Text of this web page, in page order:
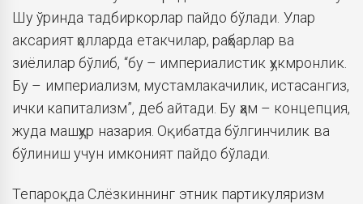
Шу ўринда тадбиркорлар пайдо бўлади. Улар
аксарият ҳолларда етакчилар, раҳбарлар ва
зиёлилар бўлиб, “бу – империалистик ҳукмронлик.
Бу – империализм, мустамлакачилик, истасангиз,
ички капитализм”, деб айтади. Бу ҳам – концепция,
жуда машҳур назария. Оқибатда бўлгинчилик ва
бўлиниш учун имконият пайдо бўлади.
Тепароқда Слёзкиннинг этник партикуляризм